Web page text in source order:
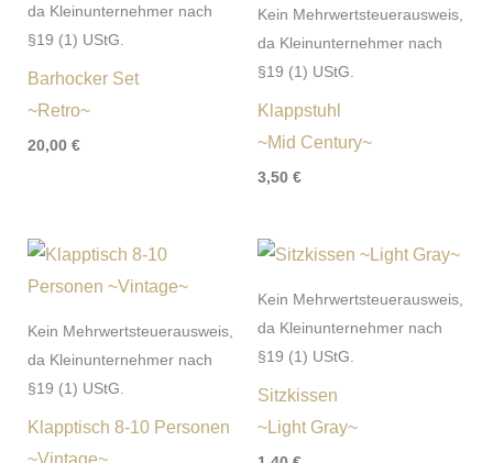
da Kleinunternehmer nach
§19 (1) UStG.
Barhocker Set
~Retro~
20,00 €
Kein Mehrwertsteuerausweis,
da Kleinunternehmer nach
§19 (1) UStG.
Klappstuhl
~Mid Century~
3,50 €
Kein Mehrwertsteuerausweis,
da Kleinunternehmer nach
§19 (1) UStG.
Klapptisch 8-10 Personen
Kein Mehrwertsteuerausweis,
da Kleinunternehmer nach
§19 (1) UStG.
Sitzkissen
~Light Gray~